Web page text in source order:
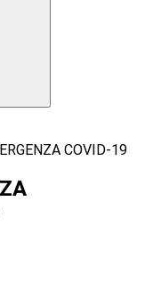
COVID-19